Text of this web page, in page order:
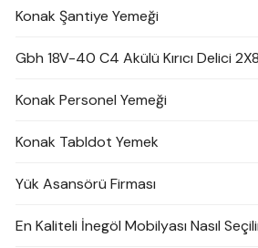
Konak Şantiye Yemeği
Gbh 18V-40 C4 Akülü Kırıcı Delici
Konak Personel Yemeği
Konak Tabldot Yemek
Yük Asansörü Firması
En Kaliteli İnegöl Mobilyası Nasıl